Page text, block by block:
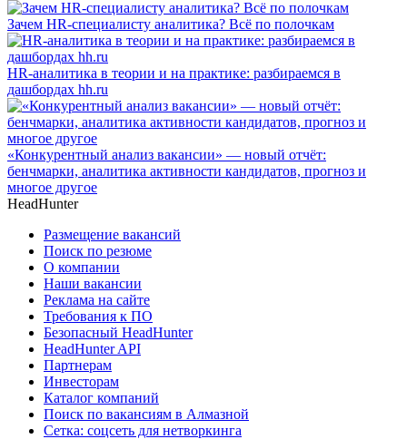
Зачем HR-специалисту аналитика? Всё по полочкам
HR-аналитика в теории и на практике: разбираемся в
дашбордах hh.ru
«Конкурентный анализ вакансии» — новый отчёт:
бенчмарки, аналитика активности кандидатов, прогноз и
многое другое
HeadHunter
Размещение вакансий
Поиск по резюме
О компании
Наши вакансии
Реклама на сайте
Требования к ПО
Безопасный HeadHunter
HeadHunter API
Партнерам
Инвесторам
Каталог компаний
Поиск по вакансиям в Алмазной
Сетка: соцсеть для нетворкинга